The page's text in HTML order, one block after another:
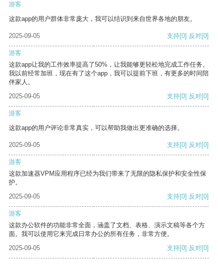
游客
这款app的用户群体非常庞大，我可以结识到来自世界各地的朋友。
2025-09-05 支持[0] 反对[0]
游客
这款app让我的工作效率提高了50%，让我能够更轻松地完成工作任务。
我以前经常加班，现在有了这个app，我可以提前下班，有更多的时间陪
伴家人。
2025-09-05
支持[0] 反对[0]
游客
这款app的用户评论非常真实，可以帮助我做出更准确的选择。
2025-09-05 支持[0] 反对[0]
游客
这款加速器VPM应用程序已经为我们带来了无限的隐私保护和安全性保
护。
2025-09-05
支持[0] 反对[0]
游客
这款办公软件的功能非常全面，涵盖了文档、表格、演示文稿等各个方
面。我可以使用它来完成日常办公的所有任务，非常方便。
2025-09-05
支持[0] 反对[0]